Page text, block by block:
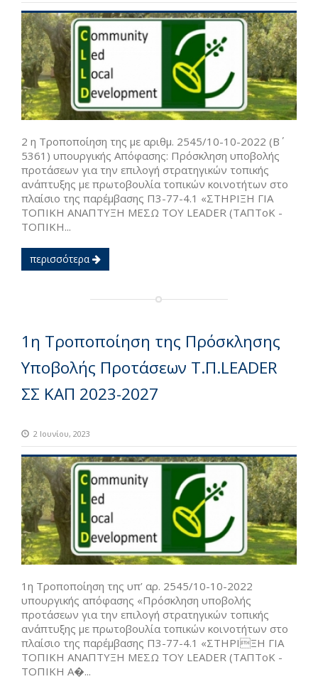
2 η Τροποποίηση της με αριθμ. 2545/10-10-2022 (Β΄
5361) υπουργικής Απόφασης: Πρόσκληση υποβολής
προτάσεων για την επιλογή στρατηγικών τοπικής
ανάπτυξης με πρωτοβουλία τοπικών κοινοτήτων στο
πλαίσιο της παρέμβασης Π3-77-4.1 «ΣΤΗΡΙΞΗ ΓΙΑ
ΤΟΠΙΚΗ ΑΝΑΠΤΥΞΗ ΜΕΣΩ ΤΟΥ LEADER (ΤΑΠΤοΚ -
ΤΟΠΙΚΗ...
περισσότερα
1η Τροποποίηση της Πρόσκλησης
Υποβολής Προτάσεων Τ.Π.LEADER
ΣΣ ΚΑΠ 2023-2027
2 Ιουνίου, 2023
1η Τροποποίηση της υπ’ αρ. 2545/10-10-2022
υπουργικής απόφασης «Πρόσκληση υποβολής
προτάσεων για την επιλογή στρατηγικών τοπικής
ανάπτυξης με πρωτοβουλία τοπικών κοινοτήτων στο
πλαίσιο της παρέμβασης Π3-77-4.1 «ΣΤΗΡΙΞΗ ΓΙΑ
ΤΟΠΙΚΗ ΑΝΑΠΤΥΞΗ ΜΕΣΩ ΤΟΥ LEADER (ΤΑΠΤοΚ -
ΤΟΠΙΚΗ Α�...